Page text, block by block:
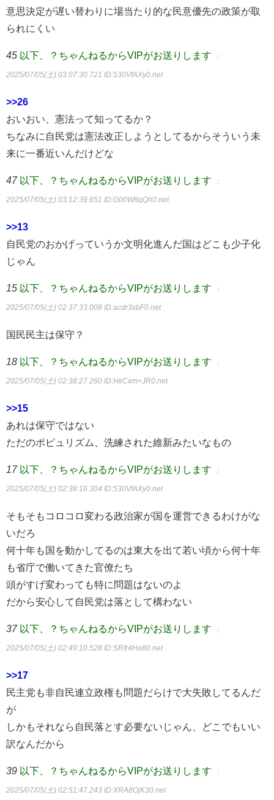
意思決定が遅い替わりに場当たり的な民意優先の政策が取
られにくい
45 以下、？ちゃんねるからVIPがお送りします ：
2025/07/05(土) 03:07:30.721 ID:530VfAXy0.net
>>26
おいおい、憲法って知ってるか？
ちなみに自民党は憲法改正しようとしてるからそういう未
来に一番近いんだけどな
47 以下、？ちゃんねるからVIPがお送りします ：
2025/07/05(土) 03:12:39.651 ID:G00W8qQh0.net
>>13
自民党のおかげっていうか文明化進んだ国はどこも少子化
じゃん
15 以下、？ちゃんねるからVIPがお送りします ：
2025/07/05(土) 02:37:33.008 ID:acdr3xbF0.net
国民民主は保守？
18 以下、？ちゃんねるからVIPがお送りします ：
2025/07/05(土) 02:38:27.260 ID:HkCxm+JR0.net
>>15
あれは保守ではない
ただのポピュリズム、洗練された維新みたいなもの
17 以下、？ちゃんねるからVIPがお送りします ：
2025/07/05(土) 02:38:16.304 ID:530VfAXy0.net
そもそもコロコロ変わる政治家が国を運営できるわけがな
いだろ
何十年も国を動かしてるのは東大を出て若い頃から何十年
も省庁で働いてきた官僚たち
頭がすげ変わっても特に問題はないのよ
だから安心して自民党は落として構わない
37 以下、？ちゃんねるからVIPがお送りします ：
2025/07/05(土) 02:49:10.528 ID:SRfr4Ho80.net
>>17
民主党も非自民連立政権も問題だらけで大失敗してるんだ
が
しかもそれなら自民落とす必要ないじゃん、どこでもいい
訳なんだから
39 以下、？ちゃんねるからVIPがお送りします ：
2025/07/05(土) 02:51:47.243 ID:XRA8OjK30.net